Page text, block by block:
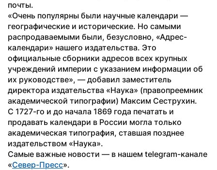
почты.
«Очень популярны были научные календари —
географические и исторические. Но самыми
распродаваемыми были, безусловно, «Адрес-
календари» нашего издательства. Это
официальные сборники адресов всех крупных
учреждений империи с указанием информации об
их руководстве», — добавил заместитель
директора издательства «Наука» (правопреемник
академической типографии) Максим Сеструхин.
С 1727-го и до начала 1869 года печатать и
продавать календари в России могла только
академическая типография, ставшая позднее
издательством «Наука».
Самые важные новости — в нашем telegram-канале
«Север-Пресс».